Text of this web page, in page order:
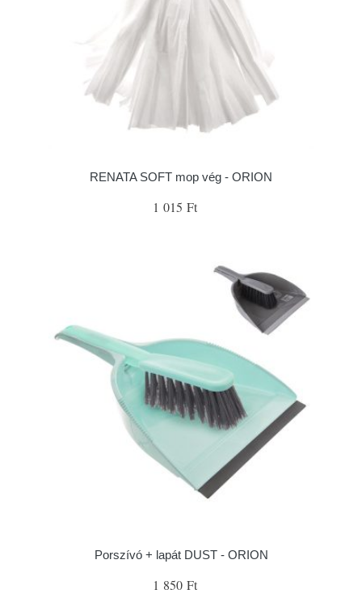
RENATA SOFT mop vég - ORION
1 015 Ft
Porszívó + lapát DUST - ORION
1 850 Ft